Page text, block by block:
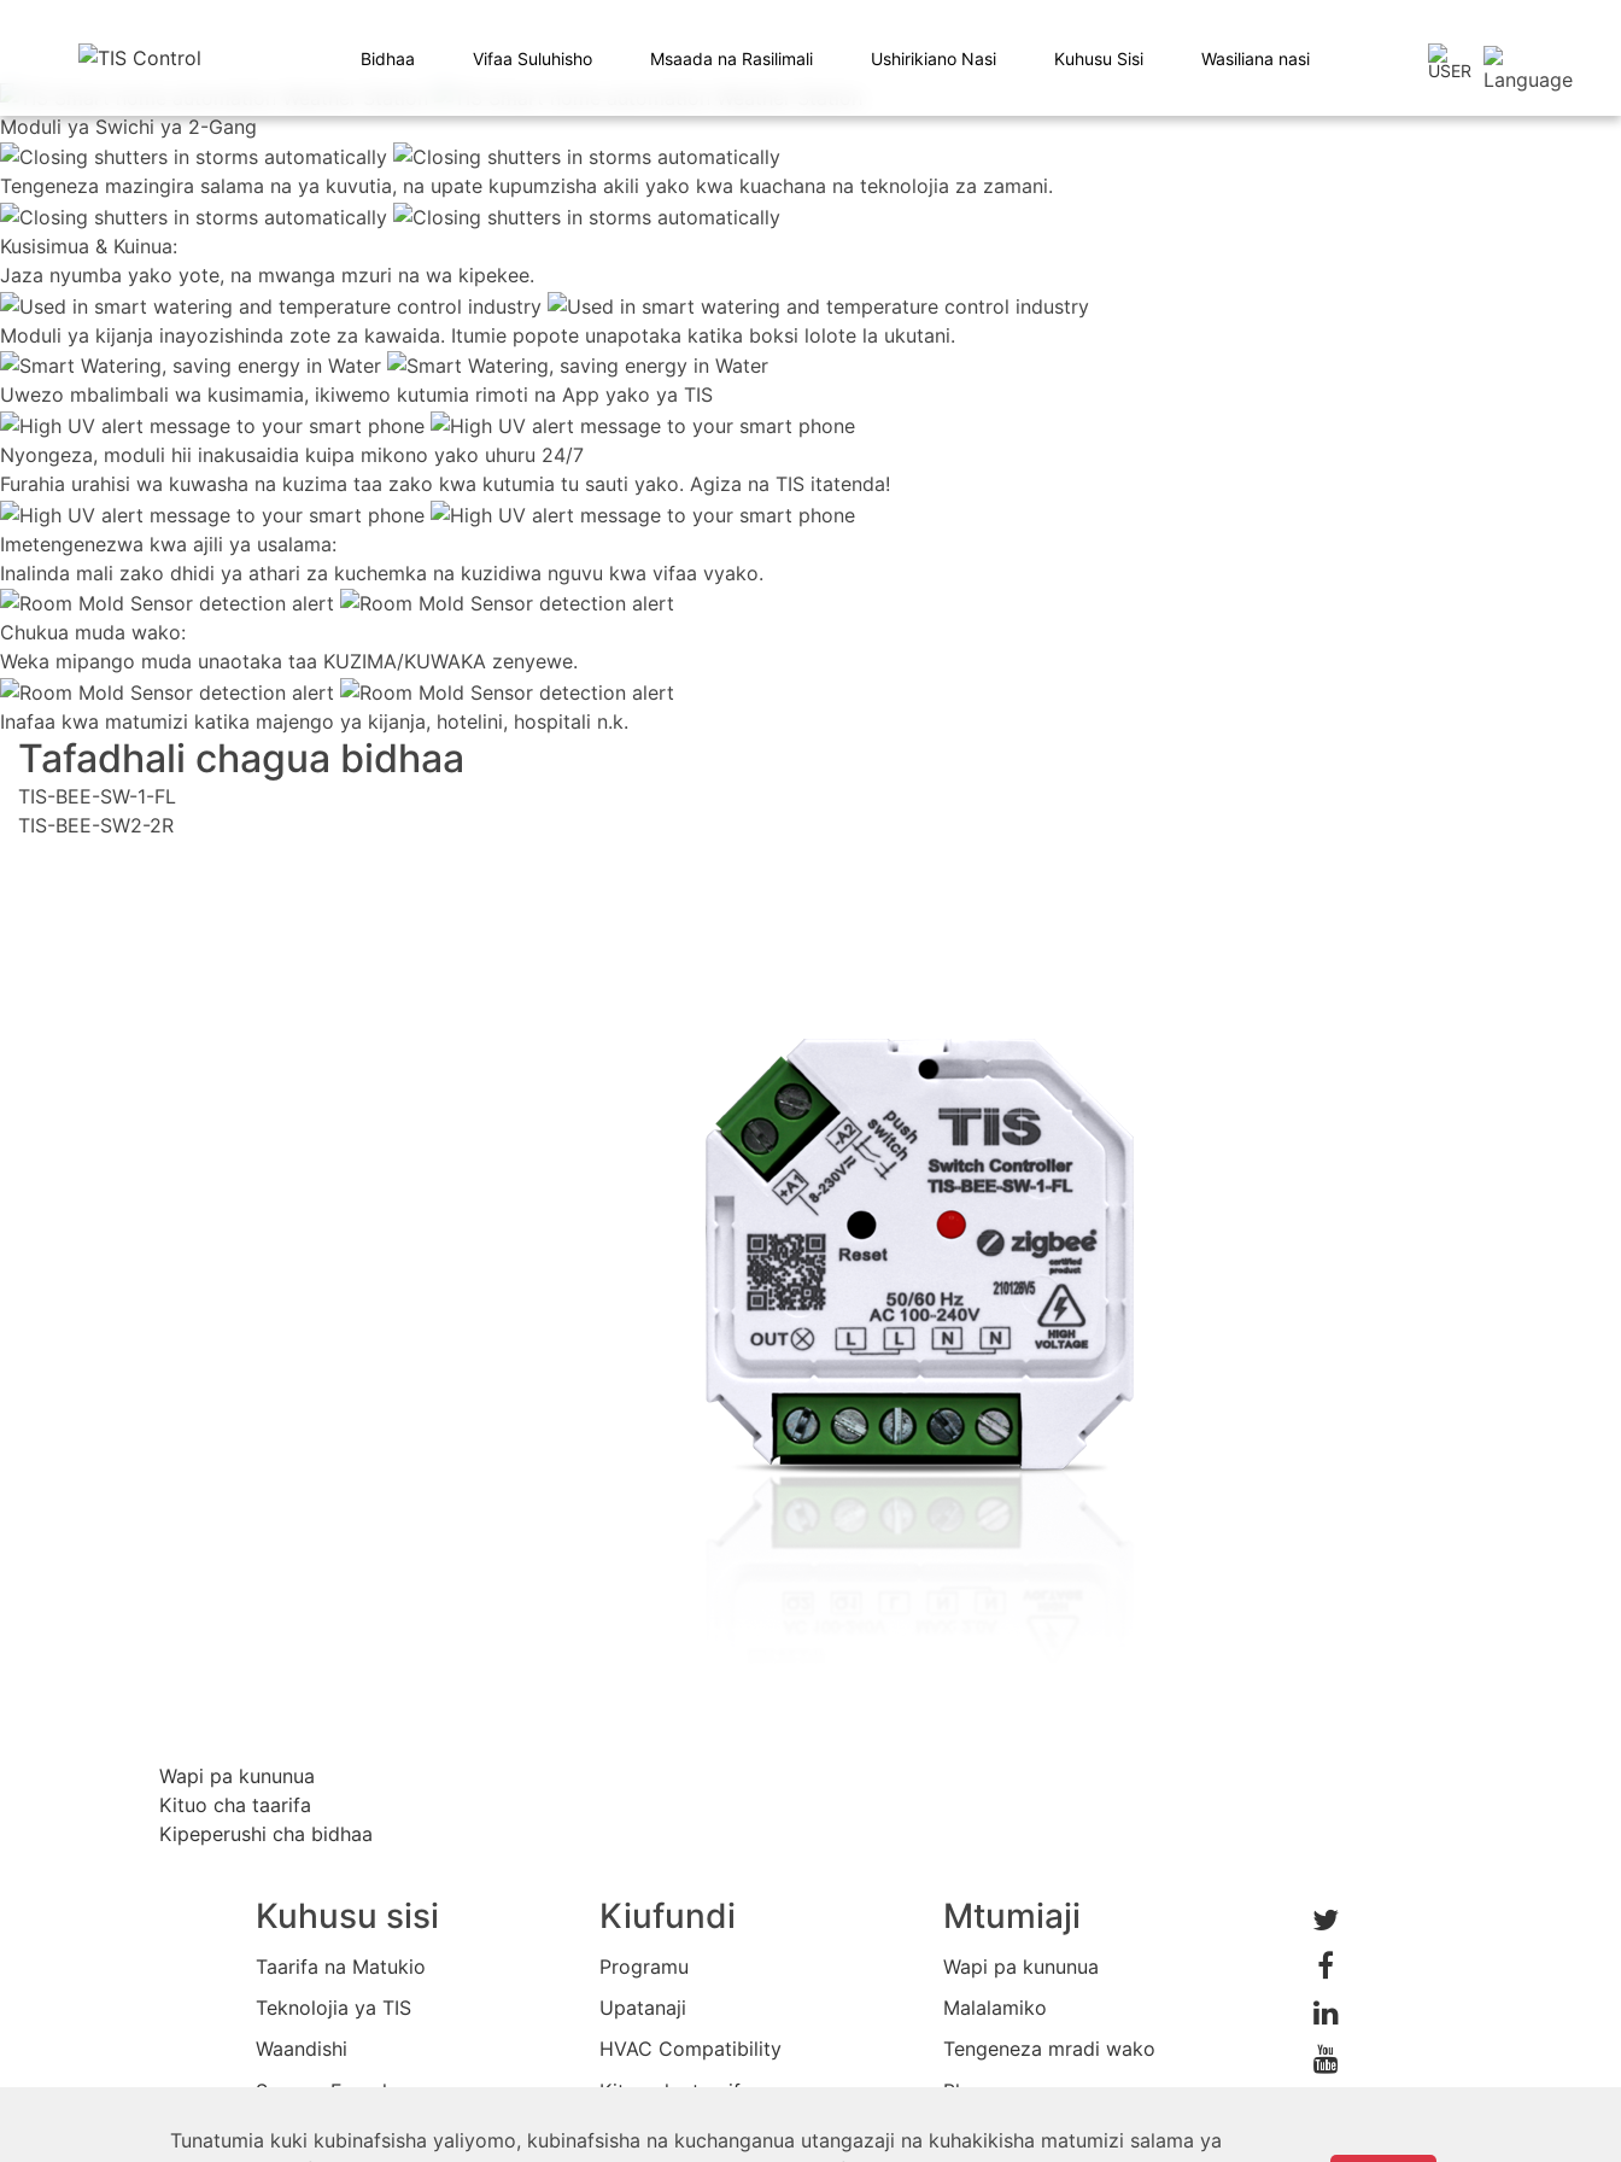
Bidhaa Vifaa Suluhisho Msaada na Rasilimali Ushirikiano Nasi Kuhusu Sisi Wasiliana nasi
Moduli ya Swichi ya 2-Gang
Tengeneza mazingira salama na ya kuvutia, na upate kupumzisha akili yako kwa kuachana na teknolojia za zamani.
Kusisimua & Kuinua:
Jaza nyumba yako yote, na mwanga mzuri na wa kipekee.
Moduli ya kijanja inayozishinda zote za kawaida. Itumie popote unapotaka katika boksi lolote la ukutani.
Uwezo mbalimbali wa kusimamia, ikiwemo kutumia rimoti na App yako ya TIS
Nyongeza, moduli hii inakusaidia kuipa mikono yako uhuru 24/7
Furahia urahisi wa kuwasha na kuzima taa zako kwa kutumia tu sauti yako. Agiza na TIS itatenda!
Imetengenezwa kwa ajili ya usalama:
Inalinda mali zako dhidi ya athari za kuchemka na kuzidiwa nguvu kwa vifaa vyako.
Chukua muda wako:
Weka mipango muda unaotaka taa KUZIMA/KUWAKA zenyewe.
Inafaa kwa matumizi katika majengo ya kijanja, hotelini, hospitali n.k.
Tafadhali chagua bidhaa
TIS-BEE-SW-1-FL
TIS-BEE-SW2-2R
Wapi pa kununua
Kituo cha taarifa
Kipeperushi cha bidhaa
Kuhusu sisi
Taarifa na Matukio
Teknolojia ya TIS
Waandishi
Sera ya Faragha
Duka
Kiufundi
Programu
Upatanaji
HVAC Compatibility
Kituo cha taarifa
Wasiliana nasi
Mtumiaji
Wapi pa kununua
Malalamiko
Tengeneza mradi wako
Blogu
Tunatumia kuki kubinafsisha yaliyomo, kubinafsisha na kuchanganua utangazaji na kuhakikisha matumizi salama ya